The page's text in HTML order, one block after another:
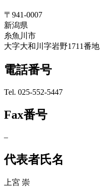
〒941-0007
新潟県
糸魚川市
大字大和川字岩野1711番地
電話番号
Tel. 025-552-5447
Fax番号
–
代表者氏名
上宮 崇